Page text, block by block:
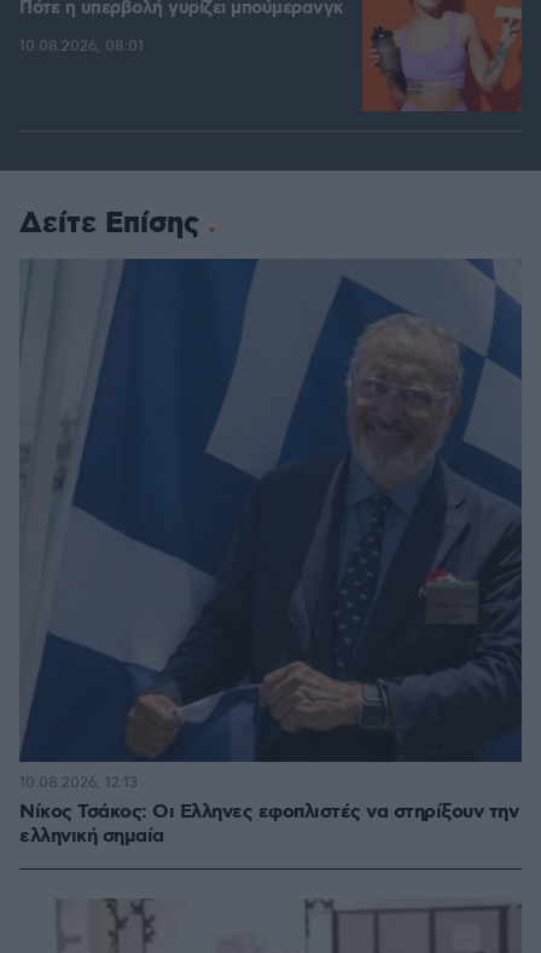
Πότε η υπερβολή γυρίζει μπούμερανγκ
10.08.2026, 08:01
Δείτε Επίσης
Νίκος Τσάκος: Οι Ελληνες εφοπλιστές να στηρίξουν την
ελληνική σημαία
10.08.2026, 12:13